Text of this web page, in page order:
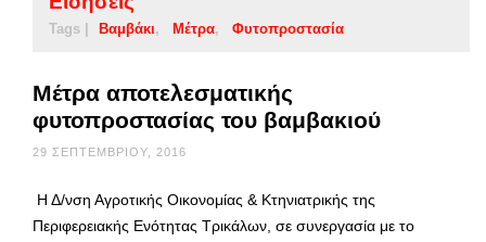
Tags | Βαμβάκι Μέτρα Φυτοπροστασία
Μέτρα αποτελεσματικής
φυτοπροστασίας του βαμβακιού
29 ΣΕΠΤΕΜΒΡΊΟΥ, 2016
Η Δ/νση Αγροτικής Οικονομίας & Κτηνιατρικής της
Περιφερειακής Ενότητας Τρικάλων, σε συνεργασία με το